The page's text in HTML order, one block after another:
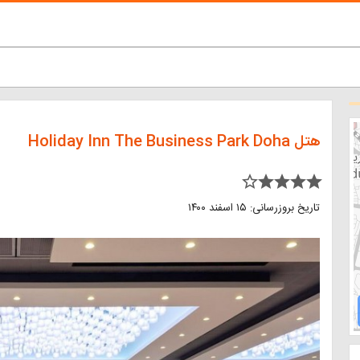
هتل Holiday Inn The Business Park Doha
star_border star star star star
تاریخ بروزرسانی: ۱۵ اسفند ۱۴۰۰